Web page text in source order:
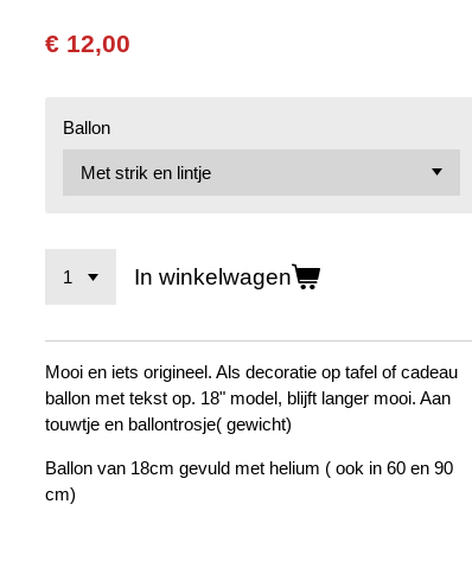
€ 12,00
Ballon
In winkelwagen
Mooi en iets origineel. Als decoratie op tafel of cadeau
ballon met tekst op. 18" model, blijft langer mooi. Aan
touwtje en ballontrosje( gewicht)
Ballon van 18cm gevuld met helium ( ook in 60 en 90
cm)